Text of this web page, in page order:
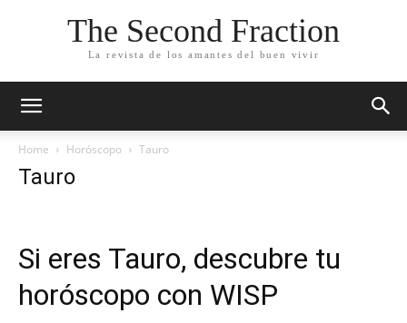
The Second Fraction
La revista de los amantes del buen vivir
Home Horóscopo Tauro
Tauro
Si eres Tauro, descubre tu
horóscopo con WISP